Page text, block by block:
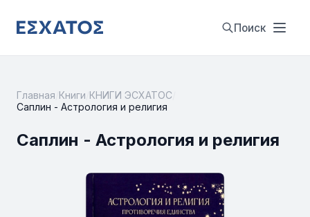
Поиск
Главная Книги КНИГИ ЭСХАТОС
Саплин - Астрология и религия
Саплин - Астрология и религия